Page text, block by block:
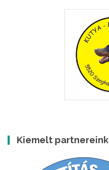
Kiemelt partnereink